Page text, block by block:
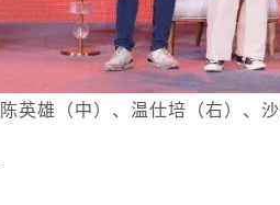
陈英雄（中）、温仕培（右）、